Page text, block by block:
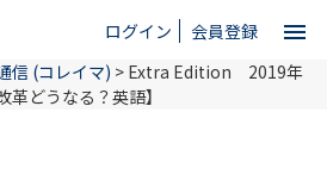
ログイン 会員登録 menu
信 (コレイマ) > Extra Edition 2019年
どうなる？英語】